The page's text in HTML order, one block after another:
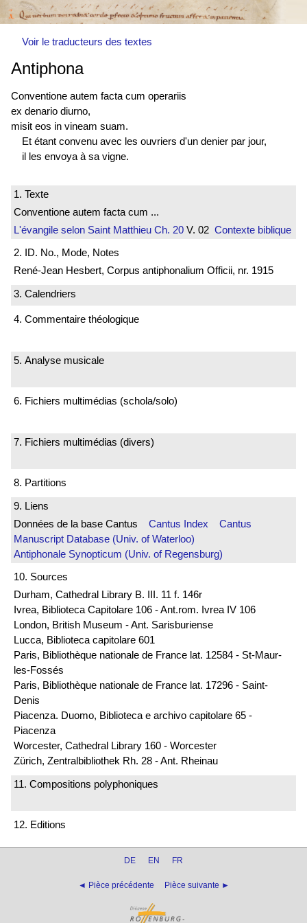
Voir le traducteurs des textes
Antiphona
Conventione autem facta cum operariis
ex denario diurno,
misit eos in vineam suam.
Et étant convenu avec les ouvriers d'un denier par jour,
il les envoya à sa vigne.
1. Texte
Conventione autem facta cum ...
L'évangile selon Saint Matthieu Ch. 20 V. 02 Contexte biblique
2. ID. No., Mode, Notes
René-Jean Hesbert, Corpus antiphonalium Officii, nr. 1915
3. Calendriers
4. Commentaire théologique
5. Analyse musicale
6. Fichiers multimédias (schola/solo)
7. Fichiers multimédias (divers)
8. Partitions
9. Liens
Données de la base Cantus Cantus Index
Cantus
Manuscript Database (Univ. of Waterloo)
Antiphonale Synopticum (Univ. of Regensburg)
10. Sources
Durham, Cathedral Library B. III. 11 f. 146r
Ivrea, Biblioteca Capitolare 106 - Ant.rom. Ivrea IV 106
London, British Museum - Ant. Sarisburiense
Lucca, Biblioteca capitolare 601
Paris, Bibliothèque nationale de France lat. 12584 - St-Maur-
les-Fossés
Paris, Bibliothèque nationale de France lat. 17296 - Saint-
Denis
Piacenza. Duomo, Biblioteca e archivo capitolare 65 -
Piacenza
Worcester, Cathedral Library 160 - Worcester
Zürich, Zentralbibliothek Rh. 28 - Ant. Rheinau
11. Compositions polyphoniques
12. Editions
DE EN FR
◄ Pièce précédente Pièce suivante ►